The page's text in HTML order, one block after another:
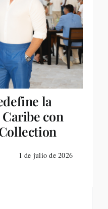
la
con
1 de julio de 2026